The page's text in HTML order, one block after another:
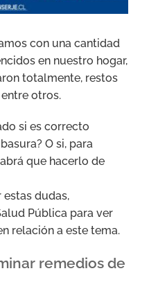
con una cantidad
en nuestro hogar,
totalmente, restos
otros.
si es correcto
O si, para
que hacerlo de
dudas,
Pública para ver
relación a este tema.
remedios de